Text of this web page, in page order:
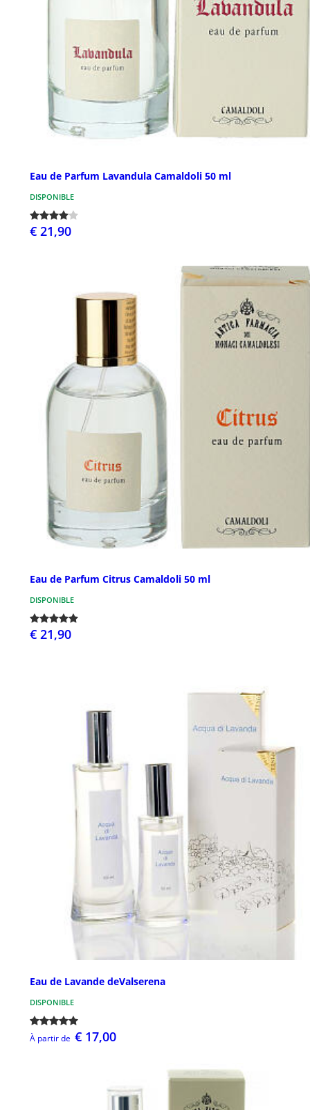
Eau de Parfum Lavandula Camaldoli 50 ml
DISPONIBLE
€ 21,90
Eau de Parfum Citrus Camaldoli 50 ml
DISPONIBLE
€ 21,90
Eau de Lavande deValserena
DISPONIBLE
À partir de € 17,00